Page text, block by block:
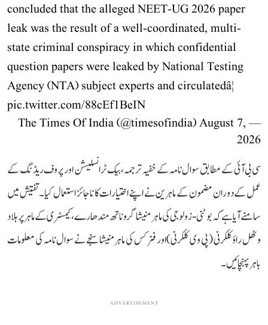
concluded that the alleged NEET-UG 2026 paper
leak was the result of a well-coordinated, multi-
state criminal conspiracy in which confidential
question papers were leaked by National Testing
Agency (NTA) subject experts and circulatedâ¦
pic.twitter.com/88cEf1BeIN
— The Times Of India (@timesofindia)
August 7,
2026
سی بی آئی کے مطابق سوال نامہ کے خفیہ ترجمہ، بیک ٹرانسلیشن اور پروف ریڈنگ کے
عمل کے دوران مضمون کے ماہرین نے اپنے اختیارات کا ناجائز استعمال کیا۔ تفتیش میں
سامنے آیا ہے کہ بوٹنی-زولوجی کی ماہر منیشا گروناتھ مندھارے، کیمسٹری کے ماہر پرہلاد
وٹھل راؤ کلکرنی (پی وی کلکرنی) اور فزکس کی ماہر منیشا سنجے نے سوال نامہ کی معلومات
باہر پہنچائیں۔
ADVERTISEMENT